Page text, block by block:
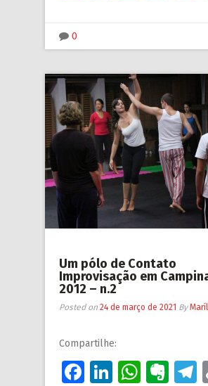
0
Um pólo de Contato
Improvisação em
2012 – n.2
Posted on 24 de março de 2021 By
Compartilhe:
Facebook
LinkedIn